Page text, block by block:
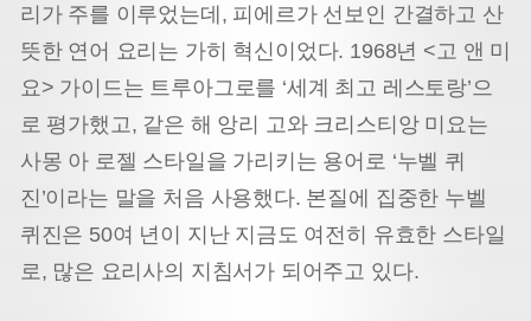
리가 주를 이루었는데, 피에르가 선보인 간결하고 산
뜻한 연어 요리는 가히 혁신이었다. 1968년 <고 앤 미
요> 가이드는 트루아그로를 ‘세계 최고 레스토랑’으
로 평가했고, 같은 해 앙리 고와 크리스티앙 미요는
사몽 아 로젤 스타일을 가리키는 용어로 ‘누벨 퀴
진’이라는 말을 처음 사용했다. 본질에 집중한 누벨
퀴진은 50여 년이 지난 지금도 여전히 유효한 스타일
로, 많은 요리사의 지침서가 되어주고 있다.